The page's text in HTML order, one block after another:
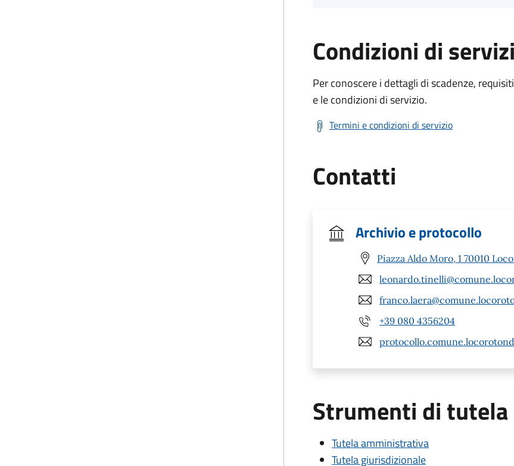
Condizioni di
Per conoscere i dettagli di scadenze,
e le condizioni di servizio.
Termini e condizioni di servizio
Contatti
Archivio e protocollo
Piazza Aldo Moro, 1 70010
+39 080 4356204
Strumenti di tutela
Tutela amministrativa
Tutela giurisdizionale